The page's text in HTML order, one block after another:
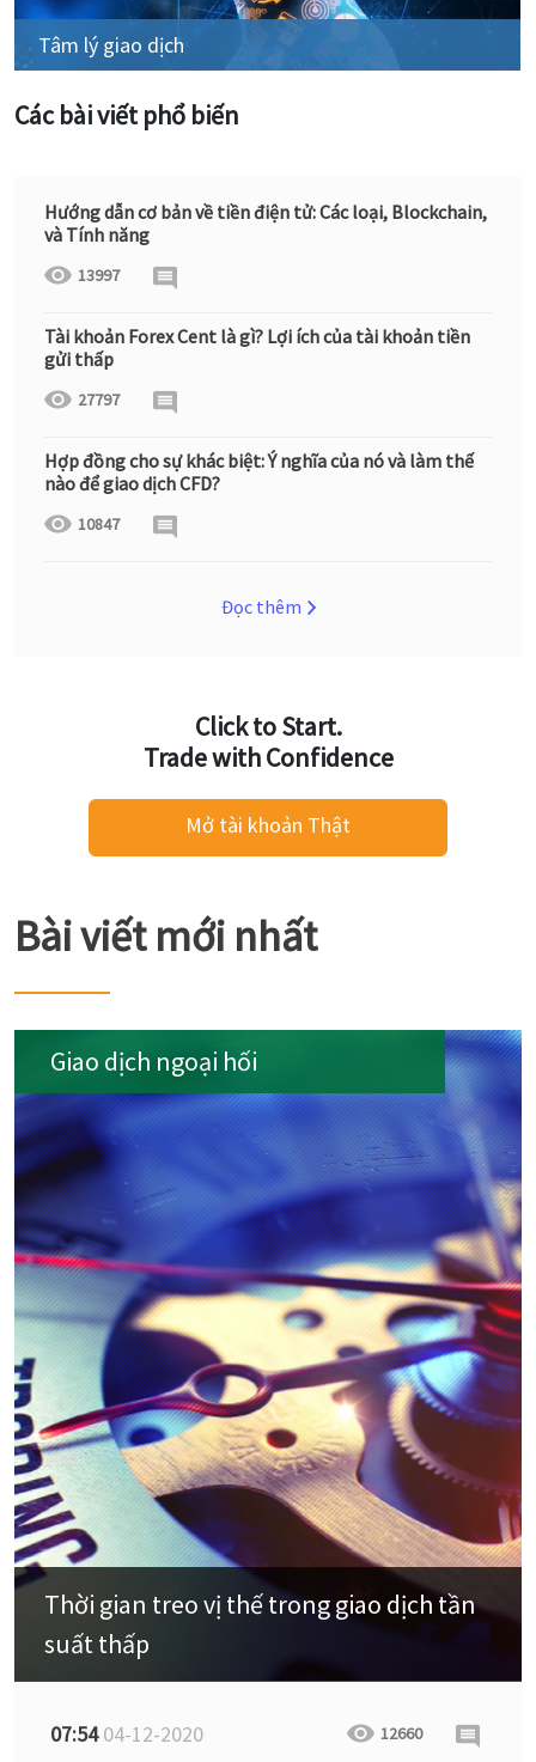
Tâm lý giao dịch
Các bài viết phổ biến
Hướng dẫn cơ bản về tiền điện tử: Các loại, Blockchain,
và Tính năng
13997
Tài khoản Forex Cent là gì? Lợi ích của tài khoản tiền
gửi thấp
27797
Hợp đồng cho sự khác biệt: Ý nghĩa của nó và làm thế
nào để giao dịch CFD?
10847
Đọc thêm
Click to Start.
Trade with Confidence
Mở tài khoản Thật
Bài viết mới nhất
Giao dịch ngoại hối
Thời gian treo vị thế trong giao dịch tần
suất thấp
07:5404-12-2020 12660